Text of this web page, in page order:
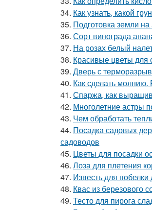
34. Как узнать, какой
35. Подготовка земли
36. Сорт винограда
37. На розах белый
38. Красивые цветы для
39. Дверь с
40. Как сделать
41. Спаржа, как
42. Многолетние астры
43. Чем обработать
44. Посадка садовых
садоводов
45. Цветы для
46. Лоза для плетения
47. Известь для
48. Квас из березового
49. Тесто для пирога